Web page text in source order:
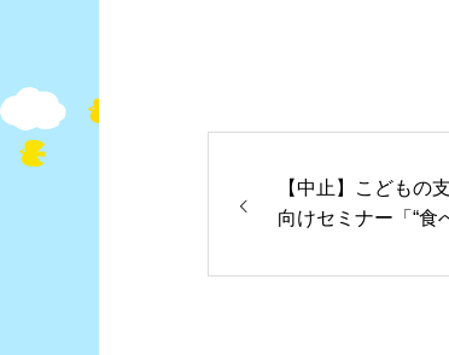
【中止】こどもの
向けセミナー「“食
した